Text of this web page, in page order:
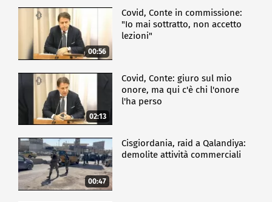
00:56
Covid, Conte in commissione:
"Io mai sottratto, non accetto
lezioni"
02:13
Covid, Conte: giuro sul mio
onore, ma qui c'è chi l'onore
l'ha perso
00:47
Cisgiordania, raid a Qalandiya:
demolite attività commerciali